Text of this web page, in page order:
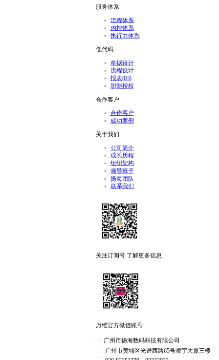
服务体系
流程体系
内控体系
执行力体系
低代码
单据设计
流程设计
报表(BI)
职能授权
合作客户
合作客户
成功案例
关于我们
公司简介
成长历程
组织架构
领导班子
扬海团队
联系我们
关注订阅号 了解更多信息
万维官方微信账号
广州市扬海数码科技有限公司
广州市黄埔区光谱西路65号凌宇大厦三楼